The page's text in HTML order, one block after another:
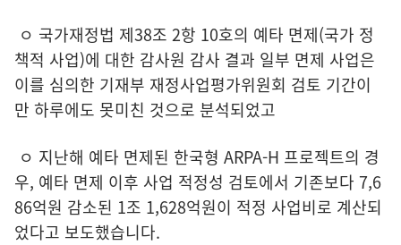
ㅇ 국가재정법 제38조 2항 10호의 예타 면제(국가 정
책적 사업)에 대한 감사원 감사 결과 일부 면제 사업은
이를 심의한 기재부 재정사업평가위원회 검토 기간이
만 하루에도 못미친 것으로 분석되었고
ㅇ 지난해 예타 면제된 한국형 ARPA-H 프로젝트의 경
우, 예타 면제 이후 사업 적정성 검토에서 기존보다 7,6
86억원 감소된 1조 1,628억원이 적정 사업비로 계산되
었다고 보도했습니다.